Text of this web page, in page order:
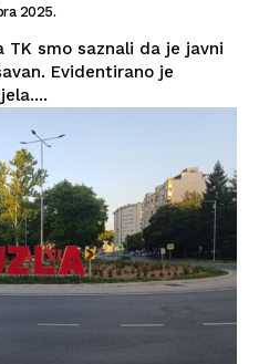
2025.
TK smo saznali da je javni
Evidentirano je